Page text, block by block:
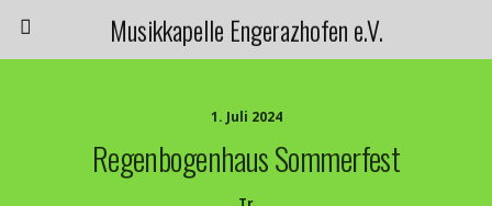
Musikkapelle Engerazhofen e.V.
1. Juli 2024
Regenbogenhaus Sommerfest